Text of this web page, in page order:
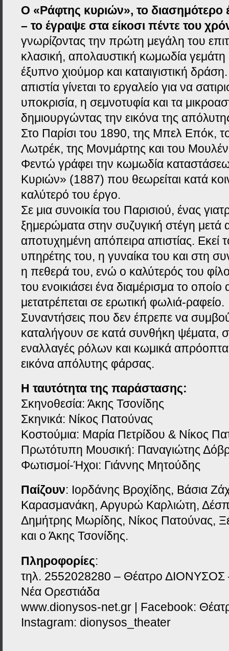
Ο «Ράφτης κυριών», το διασημότερο
– το έγραψε στα είκοσι πέντε του
γνωρίζοντας την πρώτη μεγάλη του
κλασική, απολαυστική κωμωδία
έξυπνο χιούμορ και καταιγιστική
απιστία γίνεται το εργαλείο για να
υποκρισία, η σεμνοτυφία και τα
δημιουργώντας την εικόνα της
Στο Παρίσι του 1890, της Μπελ Επόκ,
Λωτρέκ, της Μονμάρτης και του
Φεντώ γράφει την κωμωδία
Κυριών» (1887) που θεωρείται κατά
καλύτερό του έργο.
Σε μια συνοικία του Παρισιού, ένας
ξημερώματα στην συζυγική στέγη μετά
αποτυχημένη απόπειρα απιστίας. Εκεί
υπηρέτης του, η γυναίκα του και στη
η πεθερά του, ενώ ο καλύτερός του
του ενοικιάσει ένα διαμέρισμα το οποίο
μετατρέπεται σε ερωτική φωλιά-ραφείο.
Συναντήσεις που δεν έπρεπε να
καταλήγουν σε κατά συνθήκη ψέματα,
εναλλαγές ρόλων και κωμικά
εικόνα απόλυτης φάρσας.
Η ταυτότητα της παράστασης:
Σκηνοθεσία: Άκης Τσονίδης
Σκηνικά: Νίκος Πατούνας
Κοστούμια: Μαρία Πετρίδου & Νίκος
Πρωτότυπη Μουσική: Παναγιώτης
Φωτισμοί-Ήχοι: Γιάννης Μητούδης
Παίζουν: Ιορδάνης Βροχίδης, Βάσια
Καρασμανάκη, Αργυρώ Καρλιώτη,
Δημήτρης Μωρίδης, Νίκος Πατούνας,
και ο Άκης Τσονίδης.
Πληροφορίες:
τηλ. 2552028280 – Θέατρο ΔΙΟΝΥΣΟΣ
Νέα Ορεστιάδα
www.dionysos-net.gr | Facebook:
Instagram: dionysos_theater